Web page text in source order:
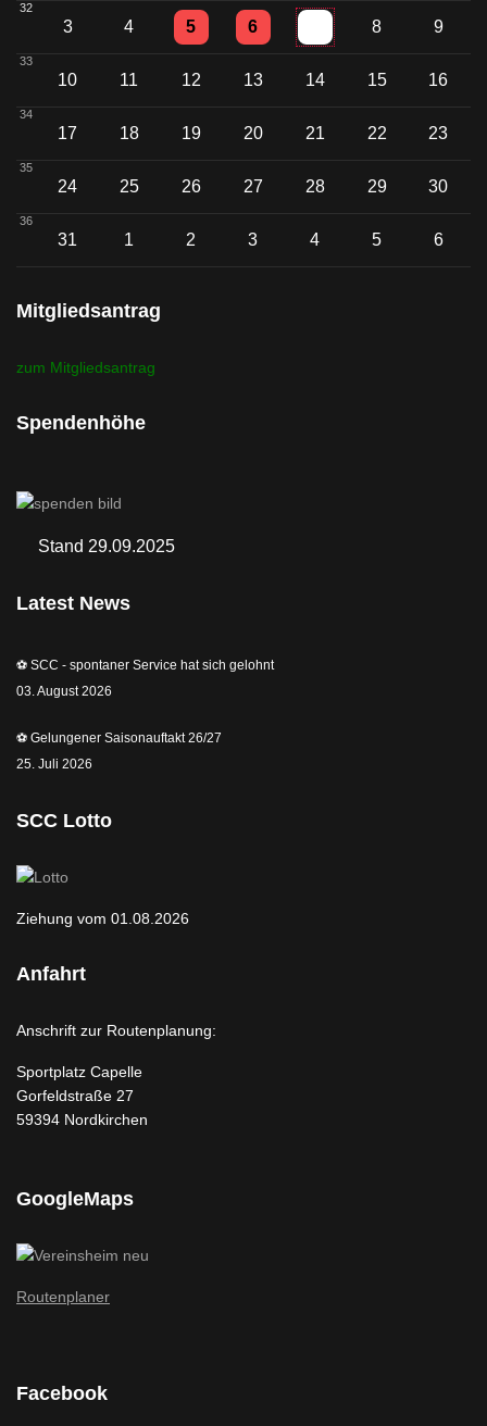
32
3 4 5
Einzelne Veranstaltung
6
Einzelne Veranstaltung
8 9
33
10 11 12 13 14 15 16
34
17 18 19 20 21 22 23
35
24 25 26 27 28 29 30
36
31 1 2 3 4 5
Einzelne 6
Mitgliedsantrag
zum Mitgliedsantrag
Spendenhöhe
Stand 29.09.2025
Latest News
⚽️ SCC - spontaner Service hat sich gelohnt
03. August 2026
⚽️ Gelungener Saisonauftakt 26/27
25. Juli 2026
SCC Lotto
Ziehung vom 01.08.2026
Anfahrt
Anschrift zur Routenplanung:
Sportplatz Capelle
Gorfeldstraße 27
59394 Nordkirchen
GoogleMaps
Routenplaner
Facebook